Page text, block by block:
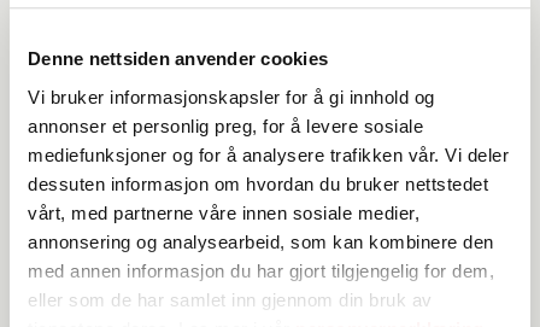
Denne nettsiden anvender cookies
Vi bruker informasjonskapsler for å gi innhold og
annonser et personlig preg, for å levere sosiale
mediefunksjoner og for å analysere trafikken vår. Vi deler
dessuten informasjon om hvordan du bruker nettstedet
vårt, med partnerne våre innen sosiale medier,
annonsering og analysearbeid, som kan kombinere den
med annen informasjon du har gjort tilgjengelig for dem,
eller som de har samlet inn gjennom din bruk av
Produkter du kan benytte
til denne oppskriften